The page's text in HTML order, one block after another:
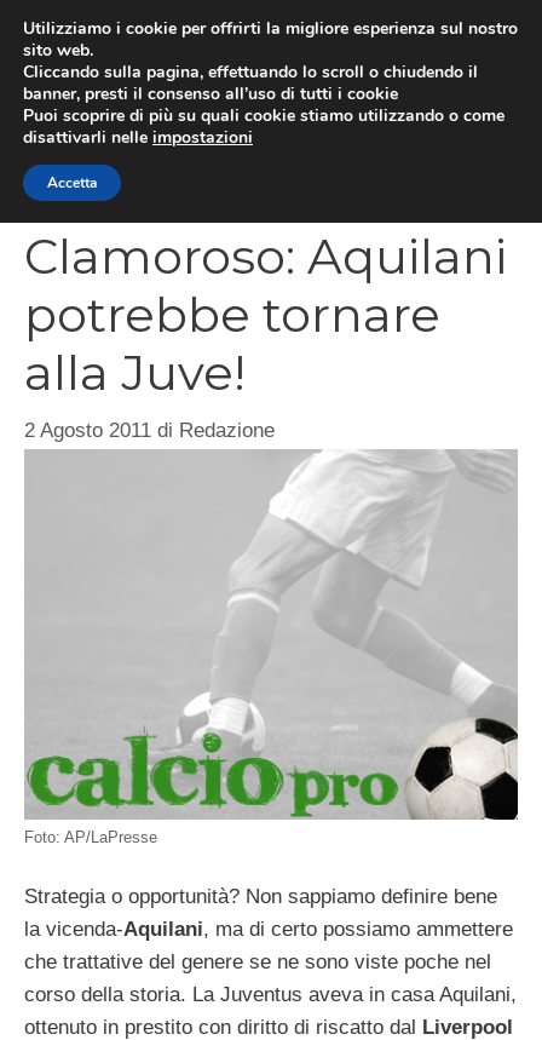
contenuto
Clamoroso: Aquilani
potrebbe tornare
alla Juve!
2 Agosto 2011 di Redazione
Foto: AP/LaPresse
Strategia o opportunità? Non sappiamo definire bene
la vicenda-Aquilani, ma di certo possiamo ammettere
che trattative del genere se ne sono viste poche nel
corso della storia. La Juventus aveva in casa Aquilani,
ottenuto in prestito con diritto di riscatto dal Liverpool
Utilizziamo i cookie per offrirti la migliore esperienza sul nostro
sito web.
Cliccando sulla pagina, effettuando lo scroll o chiudendo il
banner, presti il consenso all’uso di tutti i cookie
Puoi scoprire di più su quali cookie stiamo utilizzando o come
disattivarli nelle impostazioni
Accetta